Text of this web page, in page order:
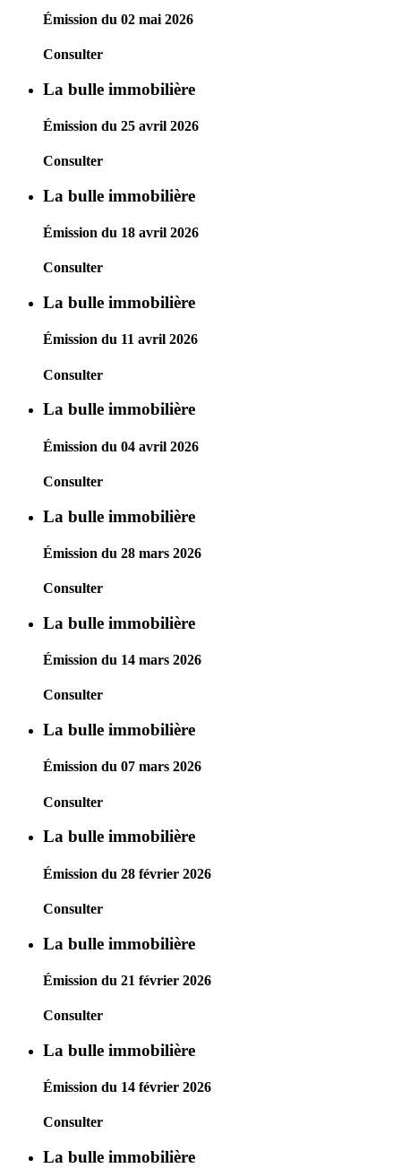
Émission du 02 mai 2026
Consulter
La bulle immobilière
Émission du 25 avril 2026
Consulter
La bulle immobilière
Émission du 18 avril 2026
Consulter
La bulle immobilière
Émission du 11 avril 2026
Consulter
La bulle immobilière
Émission du 04 avril 2026
Consulter
La bulle immobilière
Émission du 28 mars 2026
Consulter
La bulle immobilière
Émission du 14 mars 2026
Consulter
La bulle immobilière
Émission du 07 mars 2026
Consulter
La bulle immobilière
Émission du 28 février 2026
Consulter
La bulle immobilière
Émission du 21 février 2026
Consulter
La bulle immobilière
Émission du 14 février 2026
Consulter
La bulle immobilière